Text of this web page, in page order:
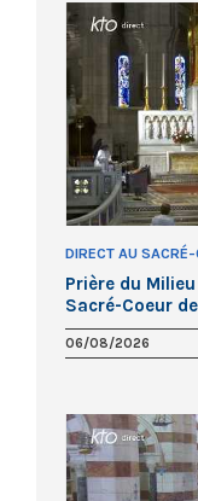
DIRECT AU
Prière du
Sacré-Coeur
06/08/2026